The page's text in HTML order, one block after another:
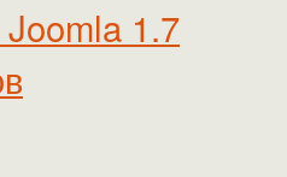
Joomla 1.7